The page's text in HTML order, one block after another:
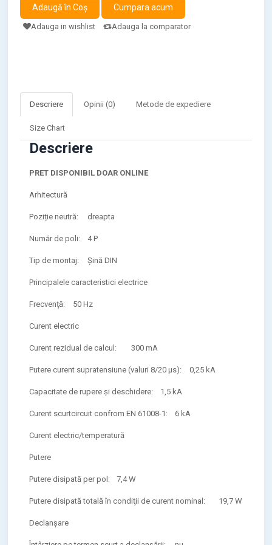
Adauga in wishlist Adauga la comparator
Descriere Opinii (0) Metode de expediere
Size Chart
Descriere
PRET DISPONIBIL DOAR ONLINE
Arhitectură
Poziție neutră: dreapta
Număr de poli: 4 P
Tip de montaj: Şină DIN
Principalele caracteristici electrice
Frecvenţă: 50 Hz
Curent electric
Curent rezidual de calcul: 300 mA
Putere curent supratensiune (valuri 8/20 μs): 0,25 kA
Capacitate de rupere și deschidere: 1,5 kA
Curent scurtcircuit confrom EN 61008-1: 6 kA
Curent electric/temperatură
Putere
Putere disipată per pol: 7,4 W
Putere disipată totală în condiţii de curent nominal: 19,7 W
Declanșare